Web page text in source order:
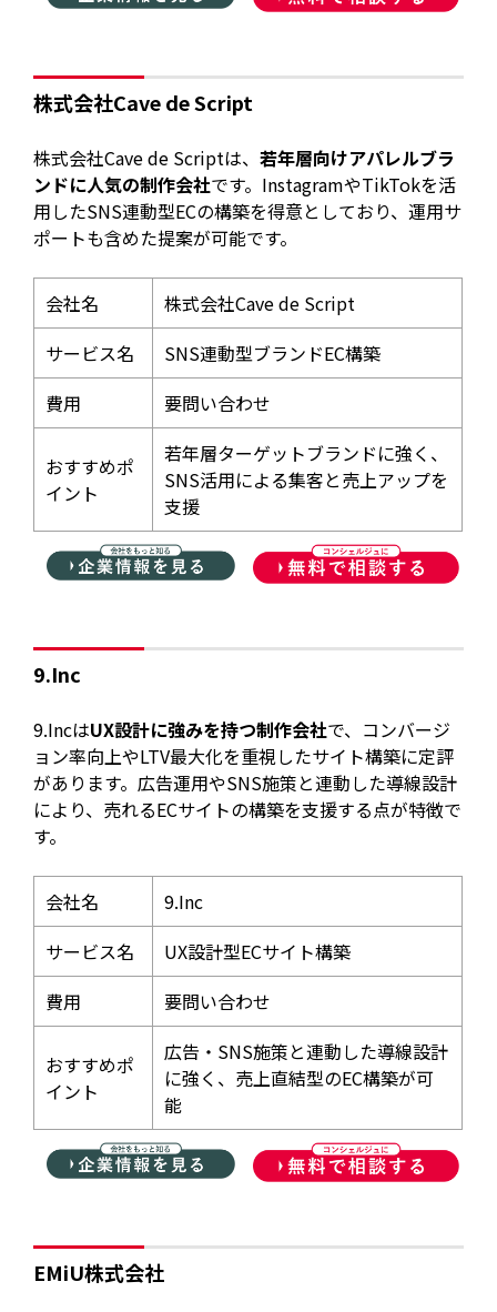
株式会社Cave de Script
株式会社Cave de Scriptは、若年層向けアパレルブラ
ンドに人気の制作会社です。InstagramやTikTokを活
用したSNS連動型ECの構築を得意としており、運用サ
ポートも含めた提案が可能です。
会社名
株式会社Cave de Script
サービス名
SNS連動型ブランドEC構築
費用
要問い合わせ
おすすめポ
イント
若年層ターゲットブランドに強く、
SNS活用による集客と売上アップを
支援
9.Inc
9.IncはUX設計に強みを持つ制作会社で、コンバージ
ョン率向上やLTV最大化を重視したサイト構築に定評
があります。広告運用やSNS施策と連動した導線設計
により、売れるECサイトの構築を支援する点が特徴で
す。
会社名
9.Inc
サービス名
UX設計型ECサイト構築
費用
要問い合わせ
おすすめポ
イント
広告・SNS施策と連動した導線設計
に強く、売上直結型のEC構築が可
能
EMiU株式会社